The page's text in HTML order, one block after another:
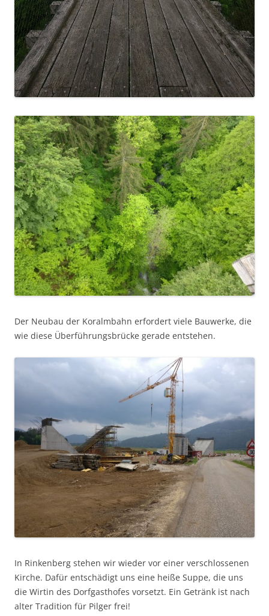
Der Neubau der Koralmbahn erfordert viele Bauwerke, die
wie diese Überführungsbrücke gerade entstehen.
In Rinkenberg stehen wir wieder vor einer verschlossenen
Kirche. Dafür entschädigt uns eine heiße Suppe, die uns
die Wirtin des Dorfgasthofes vorsetzt. Ein Getränk ist nach
alter Tradition für Pilger frei!